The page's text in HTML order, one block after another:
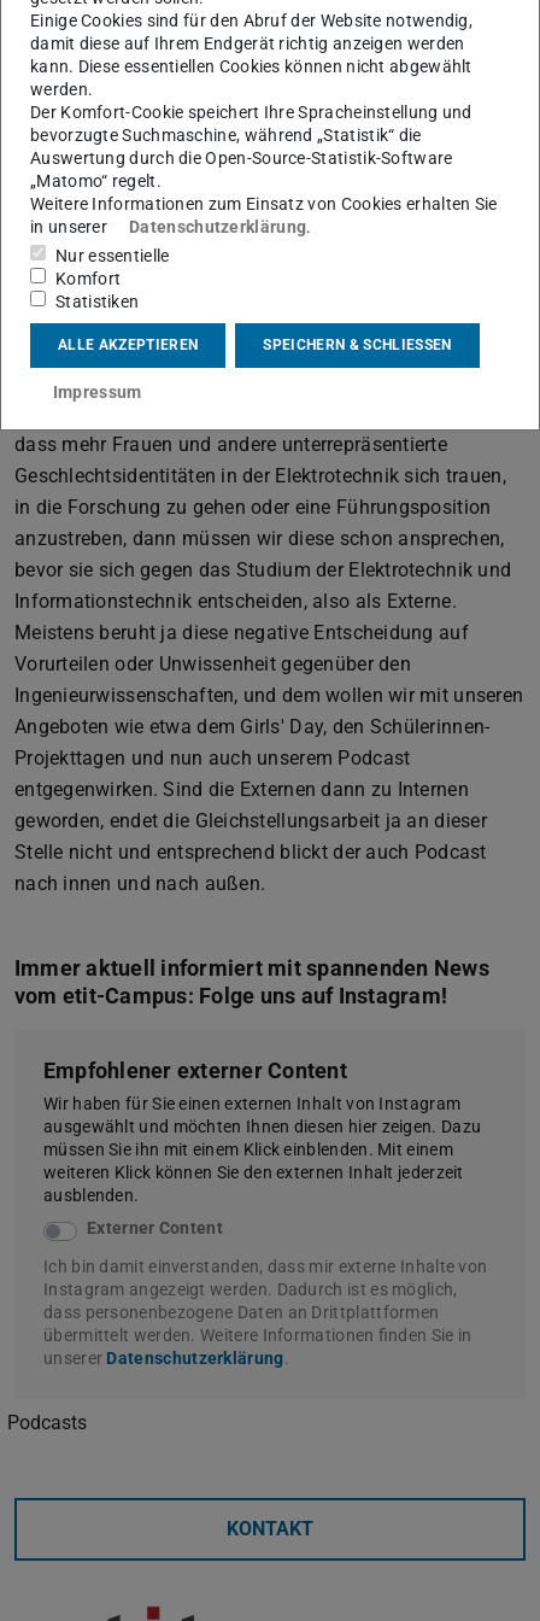
einen YouTube-Kanal wäre das prinzipiell zwar auch
möglich, aber viel aufwändiger. Ohnehin tendiert das
Format Video eher dazu, kürzer zu werden. Podcasts
wiederum geben genug Raum und Zeit, um in die Tiefe zu
gehen.
Sie möchten sowohl junge Menschen für ein
Studium der Elektrotechnik gewinnen als auch
Aufmerksamkeit für feministische und queere
Themen am Fachbereich schaffen – heißt das,
dass Sie zwei verschiedene Zielgruppen im Blick
haben?
dass mehr Frauen und andere unterrepräsentierte
Geschlechtsidentitäten in der Elektrotechnik sich trauen,
in die Forschung zu gehen oder eine Führungsposition
anzustreben, dann müssen wir diese schon ansprechen,
bevor sie sich gegen das Studium der Elektrotechnik und
Informationstechnik entscheiden, also als Externe.
Meistens beruht ja diese negative Entscheidung auf
Vorurteilen oder Unwissenheit gegenüber den
Ingenieurwissenschaften, und dem wollen wir mit unseren
Angeboten wie etwa dem Girls' Day, den Schülerinnen-
Projekttagen und nun auch unserem Podcast
entgegenwirken. Sind die Externen dann zu Internen
geworden, endet die Gleichstellungsarbeit ja an dieser
Stelle nicht und entsprechend blickt der auch Podcast
nach innen und nach außen.
Immer aktuell informiert mit spannenden News
vom etit-Campus: Folge uns auf Instagram!
Empfohlener externer Content
Wir haben für Sie einen externen Inhalt von Instagram
ausgewählt und möchten Ihnen diesen hier zeigen. Dazu
müssen Sie ihn mit einem Klick einblenden. Mit einem
weiteren Klick können Sie den externen Inhalt jederzeit
ausblenden.
Externer Content
Ich bin damit einverstanden, dass mir externe Inhalte von
Instagram angezeigt werden. Dadurch ist es möglich,
dass personenbezogene Daten an Drittplattformen
übermittelt werden. Weitere Informationen finden Sie in
unserer Datenschutzerklärung.
Podcasts
KONTAKT
Einige Cookies sind für den Abruf der Website notwendig,
damit diese auf Ihrem Endgerät richtig anzeigen werden
kann. Diese essentiellen Cookies können nicht abgewählt
werden.
Der Komfort-Cookie speichert Ihre Spracheinstellung und
bevorzugte Suchmaschine, während „Statistik“ die
Auswertung durch die Open-Source-Statistik-Software
„Matomo“ regelt.
Weitere Informationen zum Einsatz von Cookies erhalten Sie
in unserer
Datenschutzerklärung.
Nur essentielle
Komfort
Statistiken
ALLE AKZEPTIEREN SPEICHERN & SCHLIESSEN
Impressum